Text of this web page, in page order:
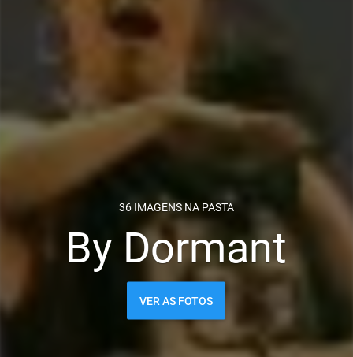
36 IMAGENS NA PASTA
By Dormant
VER AS FOTOS